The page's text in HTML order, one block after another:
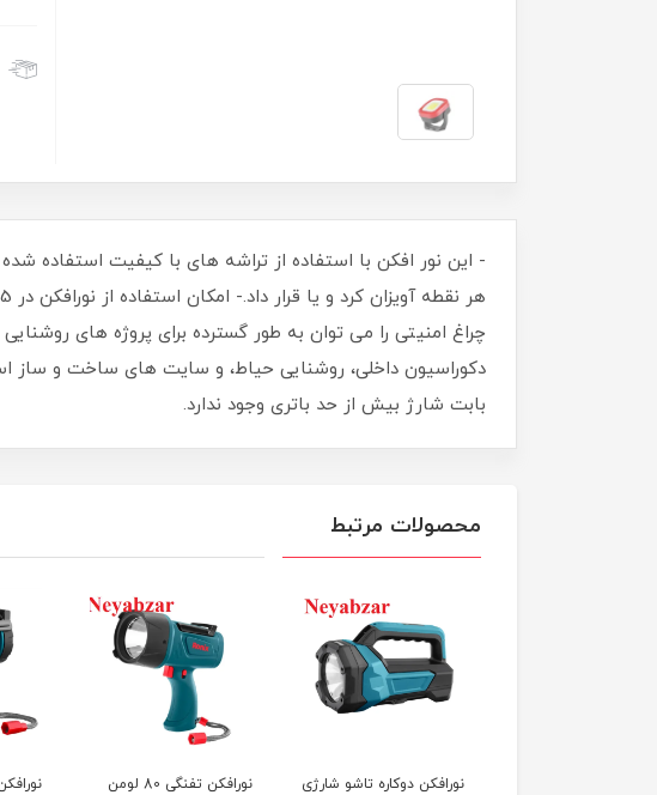
چراغ امنیتی را می توان به طور گسترده برای پروژه های روشنایی
دکوراسیون داخلی، روشنایی حیاط، و سایت های ساخت و ساز
بابت شارژ بیش از حد باتری وجود ندارد.
محصولات مرتبط
نورافکن دوکاره تاشو شارژی
نورافکن تفنگی 80 لومن